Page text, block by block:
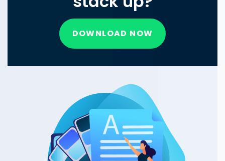
DOWNLOAD NOW